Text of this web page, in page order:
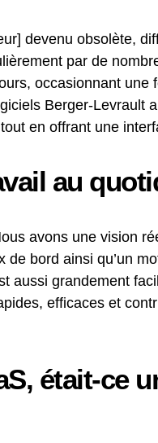
devenu obsolète,
par de
occasionnant
Berger-Levrault
en offrant une
au
avons une vision
bord ainsi qu’un
aussi grandement
efficaces et
était-ce